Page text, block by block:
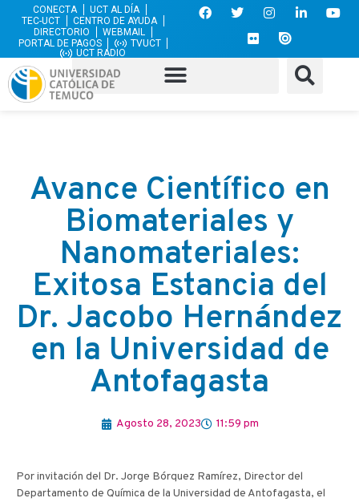
CONECTA
UCT AL DÍA
TEC-UCT
CENTRO DE AYUDA
DIRECTORIO
WEBMAIL
PORTAL DE PAGOS
TVUCT
UCT RADIO
Avance Científico en
Biomateriales y
Nanomateriales:
Exitosa Estancia del
Dr. Jacobo Hernández
en la Universidad de
Antofagasta
Agosto 28, 2023 11:59 pm
Por invitación del Dr. Jorge Bórquez Ramírez, Director del
Departamento de Química de la Universidad de Antofagasta, el